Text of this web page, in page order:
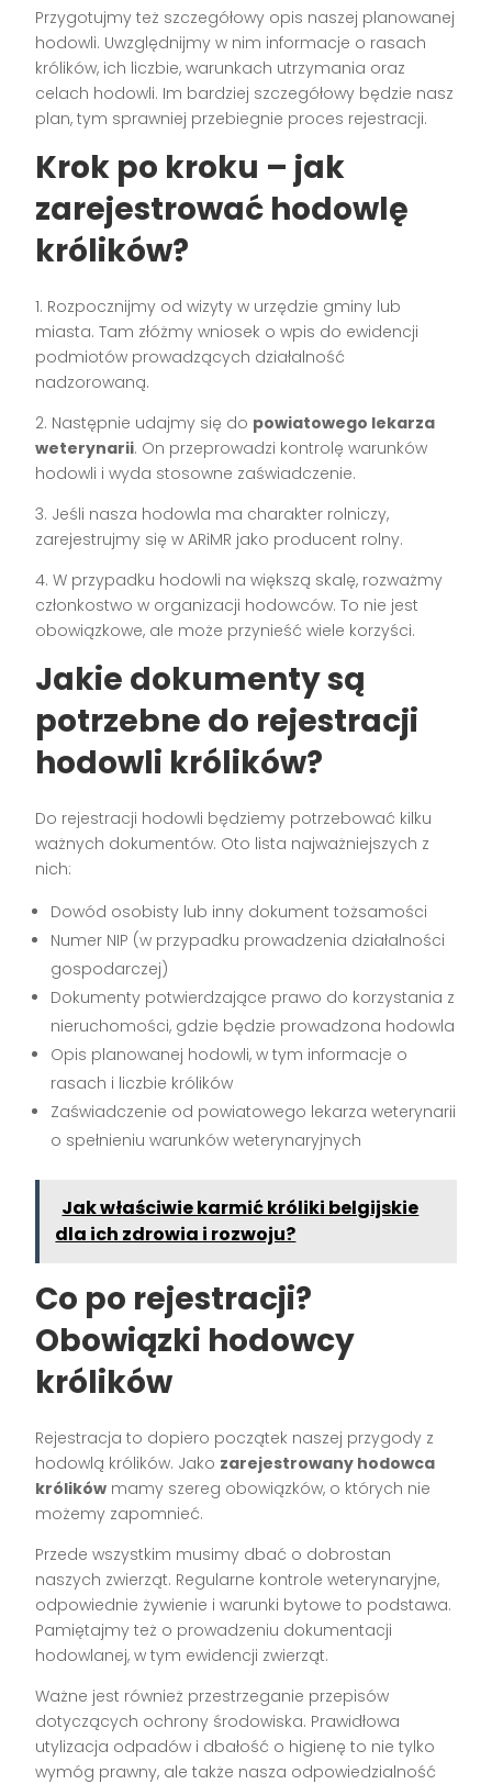
Przygotujmy też szczegółowy opis naszej planowanej
hodowli. Uwzględnijmy w nim informacje o rasach
królików, ich liczbie, warunkach utrzymania oraz
celach hodowli. Im bardziej szczegółowy będzie nasz
plan, tym sprawniej przebiegnie proces rejestracji.
Krok po kroku – jak
zarejestrować hodowlę
królików?
1. Rozpocznijmy od wizyty w urzędzie gminy lub
miasta. Tam złóżmy wniosek o wpis do ewidencji
podmiotów prowadzących działalność
nadzorowaną.
2. Następnie udajmy się do powiatowego lekarza
weterynarii. On przeprowadzi kontrolę warunków
hodowli i wyda stosowne zaświadczenie.
3. Jeśli nasza hodowla ma charakter rolniczy,
zarejestrujmy się w ARiMR jako producent rolny.
4. W przypadku hodowli na większą skalę, rozważmy
członkostwo w organizacji hodowców. To nie jest
obowiązkowe, ale może przynieść wiele korzyści.
Jakie dokumenty są
potrzebne do rejestracji
hodowli królików?
Do rejestracji hodowli będziemy potrzebować kilku
ważnych dokumentów. Oto lista najważniejszych z
nich:
Dowód osobisty lub inny dokument tożsamości
Numer NIP (w przypadku prowadzenia działalności
gospodarczej)
Dokumenty potwierdzające prawo do korzystania z
nieruchomości, gdzie będzie prowadzona hodowla
Opis planowanej hodowli, w tym informacje o
rasach i liczbie królików
Zaświadczenie od powiatowego lekarza weterynarii
o spełnieniu warunków weterynaryjnych
Jak właściwie karmić króliki belgijskie
dla ich zdrowia i rozwoju?
Co po rejestracji?
Obowiązki hodowcy
królików
Rejestracja to dopiero początek naszej przygody z
hodowlą królików. Jako zarejestrowany hodowca
królików mamy szereg obowiązków, o których nie
możemy zapomnieć.
Przede wszystkim musimy dbać o dobrostan
naszych zwierząt. Regularne kontrole weterynaryjne,
odpowiednie żywienie i warunki bytowe to podstawa.
Pamiętajmy też o prowadzeniu dokumentacji
hodowlanej, w tym ewidencji zwierząt.
Ważne jest również przestrzeganie przepisów
dotyczących ochrony środowiska. Prawidłowa
utylizacja odpadów i dbałość o higienę to nie tylko
wymóg prawny, ale także nasza odpowiedzialność